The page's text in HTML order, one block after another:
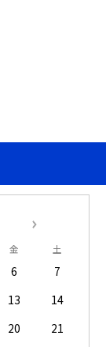
金 土
6
7
13
14
20
21